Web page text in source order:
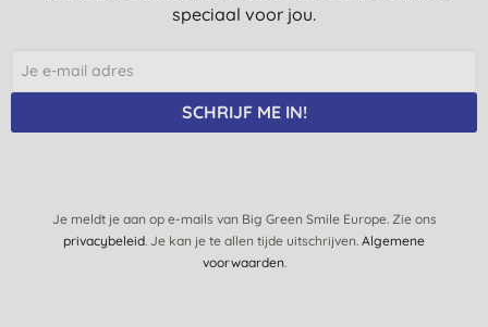
speciaal voor jou.
SCHRIJF ME IN!
Je meldt je aan op e-mails van Big Green Smile Europe. Zie ons
privacybeleid. Je kan je te allen tijde uitschrijven. Algemene
voorwaarden.